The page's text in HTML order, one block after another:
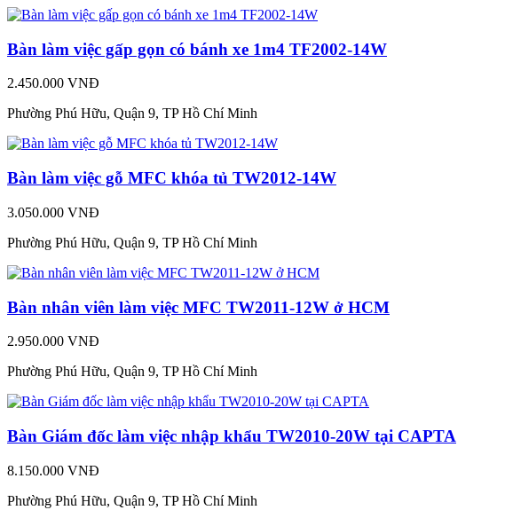
Bàn làm việc gấp gọn có bánh xe 1m4 TF2002-14W
2.450.000 VNĐ
Phường Phú Hữu, Quận 9, TP Hồ Chí Minh
Bàn làm việc gỗ MFC khóa tủ TW2012-14W
3.050.000 VNĐ
Phường Phú Hữu, Quận 9, TP Hồ Chí Minh
Bàn nhân viên làm việc MFC TW2011-12W ở HCM
2.950.000 VNĐ
Phường Phú Hữu, Quận 9, TP Hồ Chí Minh
Bàn Giám đốc làm việc nhập khẩu TW2010-20W tại CAPTA
8.150.000 VNĐ
Phường Phú Hữu, Quận 9, TP Hồ Chí Minh